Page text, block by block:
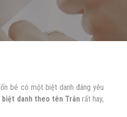
bé có một biệt danh đáng yêu
biệt danh theo tên Trân rất hay,